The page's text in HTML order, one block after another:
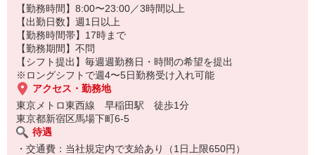
作業については丁寧に教えるから心配はいりません
【勤務時間】8:00〜23:00／3時間以上
【出勤日数】週1日以上
【勤務時間帯】17時まで
【勤務期間】不問
【シフト提出】毎週週勤務日・時間の希望を提出
※ロングシフトで週4〜5日勤務受け入れ可能
アクセス・勤務地
東京メトロ東西線 早稲田駅 徒歩1分
東京都新宿区馬場下町6-5
待遇
・交通費：当社規定内で支給あり（1日上限650円）